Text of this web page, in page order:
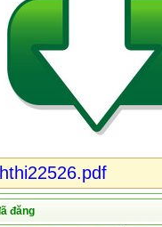
đăng